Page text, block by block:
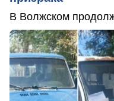
В Волжском